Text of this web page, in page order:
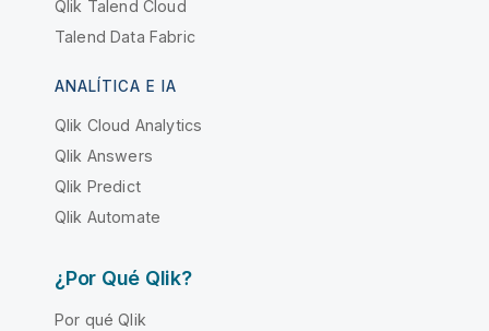
Qlik Talend Cloud
Talend Data Fabric
ANALÍTICA E IA
Qlik Cloud Analytics
Qlik Answers
Qlik Predict
Qlik Automate
¿Por Qué Qlik?
Por qué Qlik